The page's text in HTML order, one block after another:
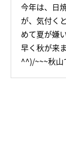
今年は、日
が、気付く
めて夏が嫌
早く秋が来
^^)/~~~秋